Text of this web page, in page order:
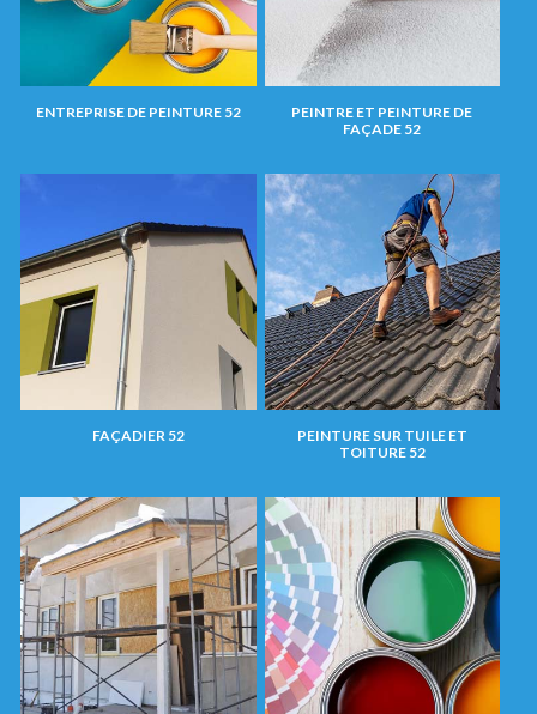
ENTREPRISE DE PEINTURE 52
PEINTRE ET PEINTURE DE
FAÇADE 52
FAÇADIER 52
PEINTURE SUR TUILE ET
TOITURE 52